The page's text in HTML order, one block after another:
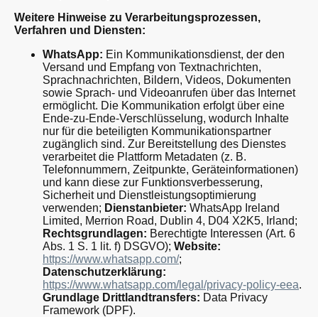
Weitere Hinweise zu Verarbeitungsprozessen,
Verfahren und Diensten:
WhatsApp: Ein Kommunikationsdienst, der den
Versand und Empfang von Textnachrichten,
Sprachnachrichten, Bildern, Videos, Dokumenten
sowie Sprach- und Videoanrufen über das Internet
ermöglicht. Die Kommunikation erfolgt über eine
Ende-zu-Ende-Verschlüsselung, wodurch Inhalte
nur für die beteiligten Kommunikationspartner
zugänglich sind. Zur Bereitstellung des Dienstes
verarbeitet die Plattform Metadaten (z. B.
Telefonnummern, Zeitpunkte, Geräteinformationen)
und kann diese zur Funktionsverbesserung,
Sicherheit und Dienstleistungsoptimierung
verwenden; Dienstanbieter: WhatsApp Ireland
Limited, Merrion Road, Dublin 4, D04 X2K5, Irland;
Rechtsgrundlagen: Berechtigte Interessen (Art. 6
Abs. 1 S. 1 lit. f) DSGVO); Website:
https://www.whatsapp.com/;
Datenschutzerklärung:
https://www.whatsapp.com/legal/privacy-policy-eea.
Grundlage Drittlandtransfers: Data Privacy
Framework (DPF).